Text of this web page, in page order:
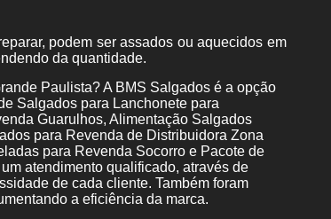
podem ser assados ou aquecidos em
da quantidade.
Paulista? A BMS Salgados é a opção
Salgados para Lanchonete para
Guarulhos, Alimentação Salgados
para Revenda de Distribuidora Zona
para Revenda Socorro e Pacote de
atendimento qualificado, através de
de cada cliente. Também foram
a eficiência da marca.